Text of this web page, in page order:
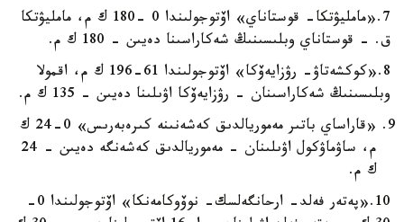
7.«مامليۋتكا- قوستاناي» اۆتوجولىندا 0 -180 ك م، مامليۋتكا
ق. - قوستاناي وبلىسىنىڭ شەكاراسىنا دەيىن - 180 ك م.
8.«كوكشەتاۋ- رۋزايەۆكا» اۆتوجولىندا 61-196 ك م، اقمولا
وبلىسىنىڭ شەكاراسىنان - رۋزايەۆكا اۋىلىنا دەيىن - 135 ك م.
«قاراساي باتىر مەموريالدىق كەشەنىنە كىرەبەرىس» 0-24 ك
م، ساۋماۋكول اۋىلىنان - مەموريالدىق كەشەنگە دەيىن - 24
ك م.
10.«پەتەر فەلد- ارحانگەلسك- نوۆوكامەنكا» اۆتوجولىندا 0-